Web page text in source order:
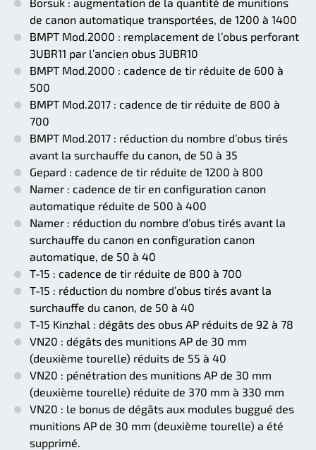
de canon automatique transportées, de 1200 à 1400
BMPT Mod.2000 : remplacement de l’obus perforant
3UBR11 par l’ancien obus 3UBR10
BMPT Mod.2000 : cadence de tir réduite de 600 à
500
BMPT Mod.2017 : cadence de tir réduite de 800 à
700
BMPT Mod.2017 : réduction du nombre d’obus tirés
avant la surchauffe du canon, de 50 à 35
Gepard : cadence de tir réduite de 1200 à 800
Namer : cadence de tir en configuration canon
automatique réduite de 500 à 400
Namer : réduction du nombre d’obus tirés avant la
surchauffe du canon en configuration canon
automatique, de 50 à 40
T-15 : cadence de tir réduite de 800 à 700
T-15 : réduction du nombre d’obus tirés avant la
surchauffe du canon, de 50 à 40
T-15 Kinzhal : dégâts des obus AP réduits de 92 à 78
VN20 : dégâts des munitions AP de 30 mm
(deuxième tourelle) réduits de 55 à 40
VN20 : pénétration des munitions AP de 30 mm
(deuxième tourelle) réduite de 370 mm à 330 mm
VN20 : le bonus de dégâts aux modules buggué des
munitions AP de 30 mm (deuxième tourelle) a été
supprimé.